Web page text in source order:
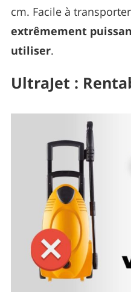
cm. Facile à
extrêmement
utiliser.
UltraJet :